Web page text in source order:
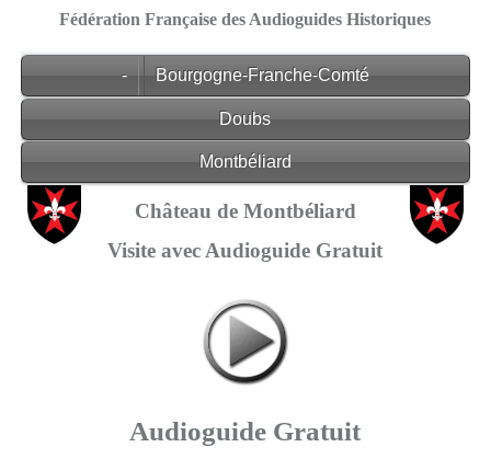
Fédération Française des Audioguides Historiques
- Bourgogne-Franche-Comté
Doubs
Montbéliard
Château de Montbéliard
Visite avec Audioguide Gratuit
Audioguide Gratuit